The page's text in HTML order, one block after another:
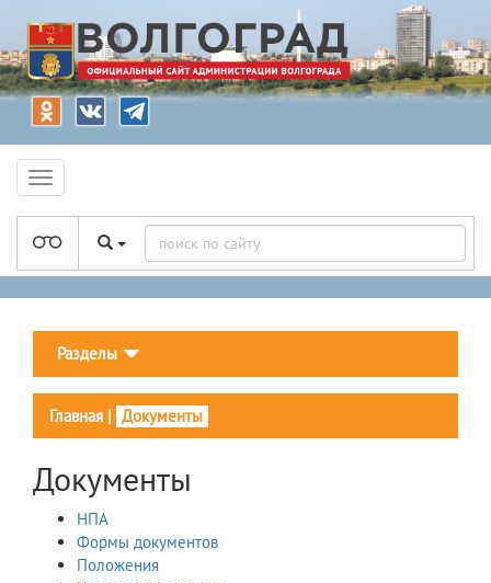
Разделы
Главная | Документы
Документы
НПА
Формы документов
Положения